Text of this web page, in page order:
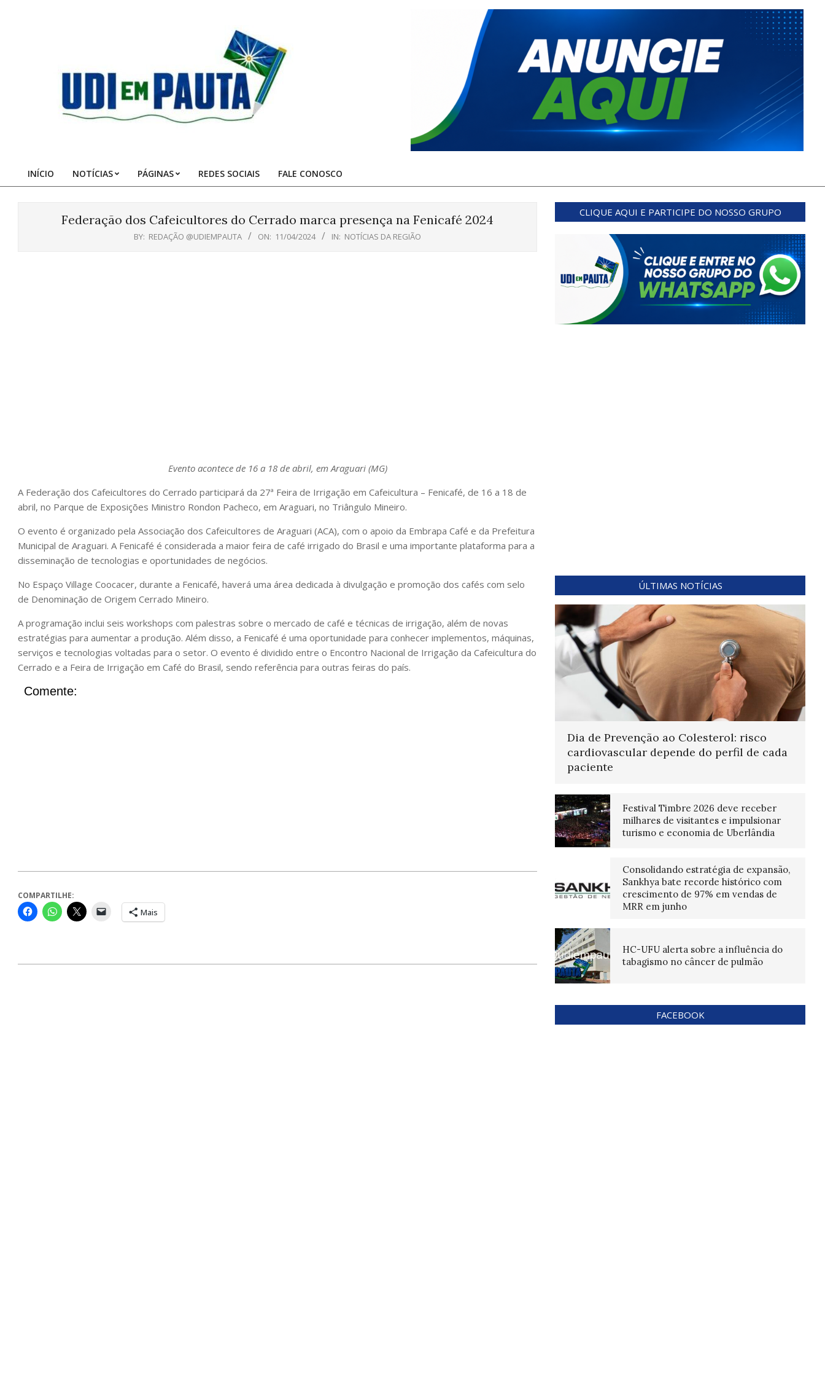
Pauta
Primary
INÍCIO NOTÍCIAS PÁGINAS REDES SOCIAIS FALE CONOSCO
Federação dos Cafeicultores do Cerrado marca presença na Fenicafé 2024
BY: REDAÇÃO @UDIEMPAUTA ON: 11/04/2024 IN: NOTÍCIAS DA REGIÃO
Evento acontece de 16 a 18 de abril, em Araguari (MG)
A Federação dos Cafeicultores do Cerrado participará da 27ª Feira de Irrigação em Cafeicultura – Fenicafé, de 16 a 18 de
abril, no Parque de Exposições Ministro Rondon Pacheco, em Araguari, no Triângulo Mineiro.
O evento é organizado pela Associação dos Cafeicultores de Araguari (ACA), com o apoio da Embrapa Café e da Prefeitura
Municipal de Araguari. A Fenicafé é considerada a maior feira de café irrigado do Brasil e uma importante plataforma para a
disseminação de tecnologias e oportunidades de negócios.
No Espaço Village Coocacer, durante a Fenicafé, haverá uma área dedicada à divulgação e promoção dos cafés com selo
de Denominação de Origem Cerrado Mineiro.
A programação inclui seis workshops com palestras sobre o mercado de café e técnicas de irrigação, além de novas
estratégias para aumentar a produção. Além disso, a Fenicafé é uma oportunidade para conhecer implementos, máquinas,
serviços e tecnologias voltadas para o setor. O evento é dividido entre o Encontro Nacional de Irrigação da Cafeicultura do
Cerrado e a Feira de Irrigação em Café do Brasil, sendo referência para outras feiras do país.
Comente:
COMPARTILHE:
Mais
CLIQUE AQUI E PARTICIPE DO NOSSO GRUPO
ÚLTIMAS NOTÍCIAS
Dia de Prevenção ao Colesterol: risco
cardiovascular depende do perfil de cada
paciente
Festival Timbre 2026 deve receber
milhares de visitantes e impulsionar
turismo e economia de Uberlândia
Consolidando estratégia de expansão,
Sankhya bate recorde histórico com
crescimento de 97% em vendas de
MRR em junho
HC-UFU alerta sobre a influência do
tabagismo no câncer de pulmão
FACEBOOK